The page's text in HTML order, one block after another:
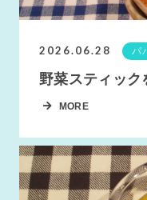
2026.06.28 パ
野菜スティック
MORE